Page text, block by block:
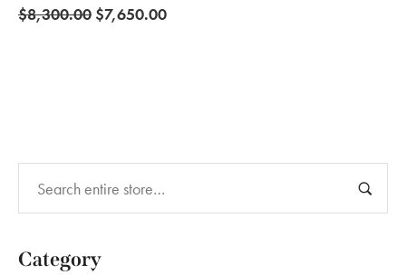
Category
$8,300.00 Original
$7,650.00Current